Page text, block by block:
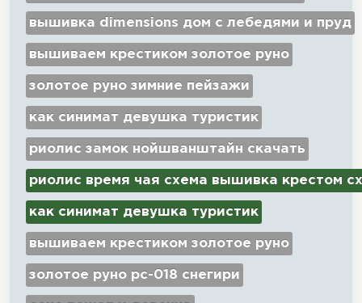
вышивка dimensions дом с лебедями и пруд
вышиваем крестиком золотое руно
золотое руно зимние пейзажи
как синимат девушка туристик
риолис замок нойшванштайн скачать
риолис время чая схема вышивка крестом
как синимат девушка туристик
вышиваем крестиком золотое руно
золотое руно рс-018 снегири